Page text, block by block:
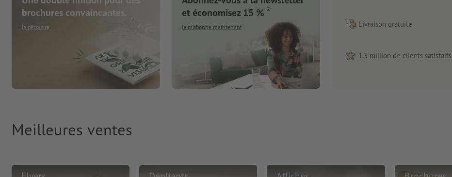
brochures convaincantes.
Je découvre
et économisez 15 % 2
Je m’abonne maintenant Livraison gratuite
1,3 million de clients satisfaits
Meilleures ventes